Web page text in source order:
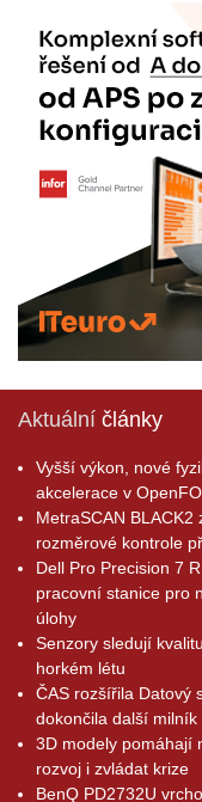
Aktuální články
Vyšší výkon, nové
akcelerace v
MetraSCAN BLACK2
rozměrové kontrole
Dell Pro Precision 7
pracovní stanice pro
úlohy
Senzory sledují
horkém létu
ČAS rozšířila Datový
dokončila další
3D modely pomáhají
rozvoj i zvládat krize
BenQ PD2732U